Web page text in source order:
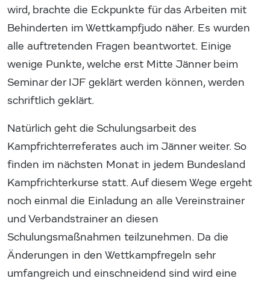
wird, brachte die Eckpunkte für das Arbeiten mit
Behinderten im Wettkampfjudo näher. Es wurden
alle auftretenden Fragen beantwortet. Einige
wenige Punkte, welche erst Mitte Jänner beim
Seminar der IJF geklärt werden können, werden
schriftlich geklärt.
Natürlich geht die Schulungsarbeit des
Kampfrichterreferates auch im Jänner weiter. So
finden im nächsten Monat in jedem Bundesland
Kampfrichterkurse statt. Auf diesem Wege ergeht
noch einmal die Einladung an alle Vereinstrainer
und Verbandstrainer an diesen
Schulungsmaßnahmen teilzunehmen. Da die
Änderungen in den Wettkampfregeln sehr
umfangreich und einschneidend sind wird eine